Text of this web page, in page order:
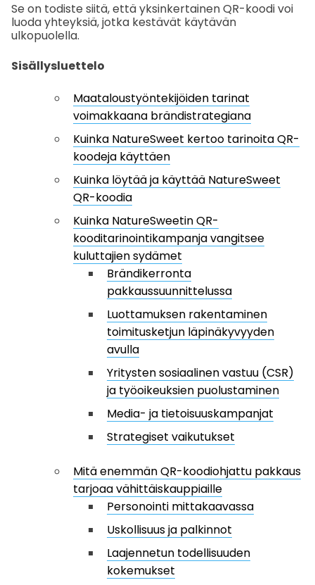
Se on todiste siitä, että yksinkertainen QR-koodi voi
luoda yhteyksiä, jotka kestävät käytävän
ulkopuolella.
Sisällysluettelo
Maataloustyöntekijöiden tarinat
voimakkaana brändistrategiana
Kuinka NatureSweet kertoo tarinoita QR-
koodeja käyttäen
Kuinka löytää ja käyttää NatureSweet
QR-koodia
Kuinka NatureSweetin QR-
kooditarinointikampanja vangitsee
kuluttajien sydämet
Brändikerronta
pakkaussuunnittelussa
Luottamuksen rakentaminen
toimitusketjun läpinäkyvyyden
avulla
Yritysten sosiaalinen vastuu (CSR)
ja työoikeuksien puolustaminen
Media- ja tietoisuuskampanjat
Strategiset vaikutukset
Mitä enemmän QR-koodiohjattu pakkaus
tarjoaa vähittäiskauppiaille
Personointi mittakaavassa
Uskollisuus ja palkinnot
Laajennetun todellisuuden
kokemukset